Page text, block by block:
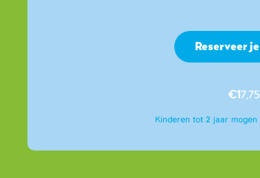
Reserveer
€17,75
Kinderen tot 2 jaar